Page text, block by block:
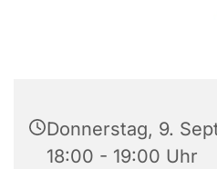
Donnerstag, 9.
18:00 - 19:00 Uhr